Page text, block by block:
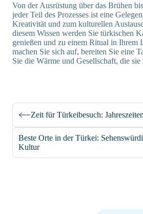
Von der Ausrüstung über das Brühen
jeder Teil des Prozesses ist eine
Kreativität und zum kulturellen
diesem Wissen werden Sie türkischen
genießen und zu einem Ritual in Ihrem
machen Sie sich auf, bereiten Sie eine
Sie die Wärme und Gesellschaft, die
Zeit für Türkeibesuch:
Beste Orte in der Türkei:
Kultur